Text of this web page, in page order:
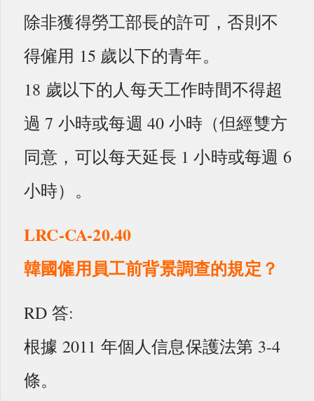
除非獲得勞工部長的許可，否則不
得僱用 15 歲以下的青年。
18 歲以下的人每天工作時間不得超
過 7 小時或每週 40 小時（但經雙方
同意，可以每天延長 1 小時或每週 6
小時）。
LRC-CA-20.40
韓國僱用員工前背景調查的規定？
RD 答:
根據 2011 年個人信息保護法第 3-4
條。